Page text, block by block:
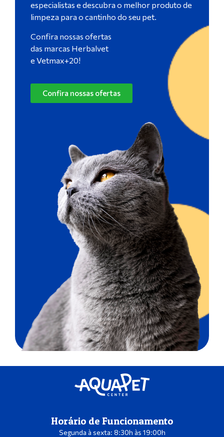
especialistas e descubra o melhor produto de
limpeza para o cantinho do seu pet.
Confira nossas ofertas
das marcas Herbalvet
e Vetmax+20!
Confira nossas ofertas
Horário de Funcionamento
Segunda à sexta: 8:30h às 19:00h